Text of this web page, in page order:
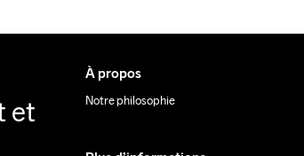
et
À propos
Notre philosophie